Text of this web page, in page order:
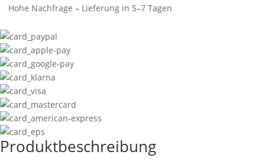
Hohe Nachfrage – Lieferung in 5–7 Tagen
Produktbeschreibung